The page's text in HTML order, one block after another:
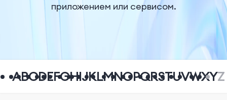
приложением или сервисом.
ABCDEFGHIJKLMNOPQRSTUVWXYZ